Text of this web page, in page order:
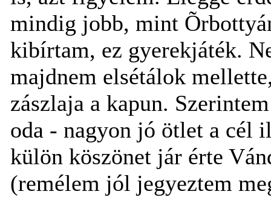
mindig jobb, mint
kibírtam, ez gyerekjáték.
majdnem elsétálok
zászlaja a kapun.
oda - nagyon jó ötlet a cél
külön köszönet jár érte
(remélem jól jegyeztem